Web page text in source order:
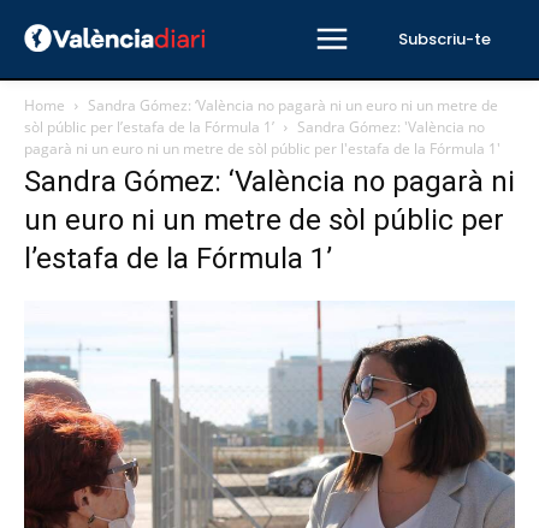
Subscriu-te
Home
Sandra Gómez: ‘València no pagarà ni un euro ni un metre de
sòl públic per l’estafa de la Fórmula 1’
Sandra Gómez: 'València no
pagarà ni un euro ni un metre de sòl públic per l'estafa de la Fórmula 1'
Sandra Gómez: ‘València no pagarà ni
un euro ni un metre de sòl públic per
l’estafa de la Fórmula 1’